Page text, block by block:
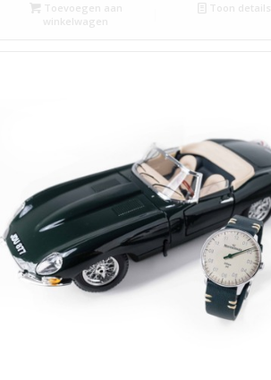
Toevoegen aan
winkelwagen
Toon details